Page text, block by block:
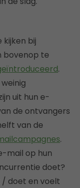
bij
bovenop te
.
uit hun e-
de ontvangers
van de
.
mail op hun
doet?
doet en voelt